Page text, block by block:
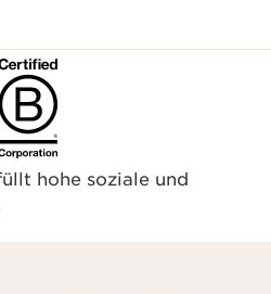
hohe soziale und